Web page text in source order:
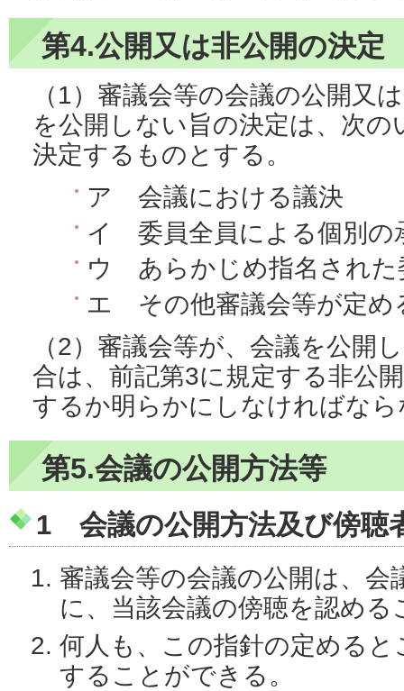
第4.公開又は非公開の決定
（1）審議会等の会議の公開又
を公開しない旨の決定は、次
決定するものとする。
ア 会議における議決
イ 委員全員による個別の
ウ あらかじめ指名された
エ その他審議会等が定め
（2）審議会等が、会議を公開
合は、前記第3に規定する非公
するか明らかにしなければなら
第5.会議の公開方法等
1 会議の公開方法及び傍聴
審議会等の会議の公開は、会
に、当該会議の傍聴を認め
何人も、この指針の定める
することができる。